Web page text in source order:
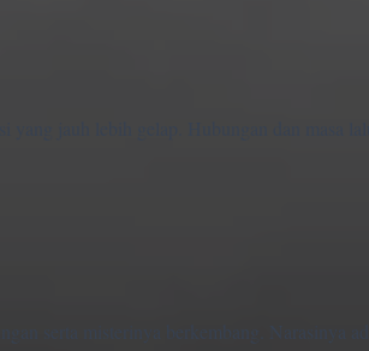
yang jauh lebih gelap. Hubungan dan masa
serta misterinya berkembang. Narasinya